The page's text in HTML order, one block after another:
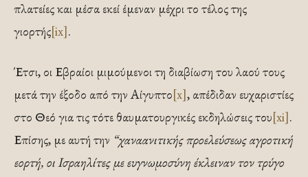
πλατείες και μέσα εκεί έμεναν μέχρι το τέλος της
γιορτής[ix].
Έτσι, οι Εβραίοι μιμούμενοι τη διαβίωση του λαού τους
μετά την έξοδο από την Αίγυπτο[x], απέδιδαν ευχαριστίες
στο Θεό για τις τότε θαυματουργικές εκδηλώσεις του[xi].
Επίσης, με αυτή την “χαναανιτικής προελεύσεως αγροτική
εορτή, οι Ισραηλίτες με ευγνωμοσύνη έκλειναν τον τρύγο